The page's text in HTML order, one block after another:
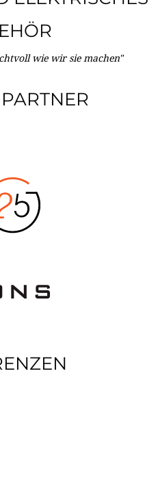
wie wir sie machen"